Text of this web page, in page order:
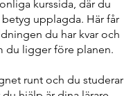
kurssida, där du
upplagda. Här får
du har kvar och
du ligger före planen.
runt och du studerar